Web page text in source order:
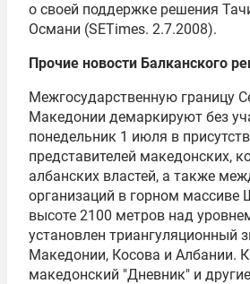
о своей поддержке решения
Османи (SETimes. 2.7.2008).
Прочие новости Балканского
Межгосударственную границу
Македонии демаркируют без
понедельник 1 июля в
представителей македонских,
албанских властей, а также
организаций в горном массиве
высоте 2100 метров над
установлен триангуляционный
Македонии, Косова и Албании.
македонский "Дневник" и